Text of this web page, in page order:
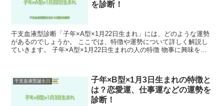
を診断！
干支血液型診断「子年×A型×1月22日生まれ」には、どのような運勢
があるのでしょうか。 ここでは、特徴や運勢について詳しく解説し
ていきます。 子年×A型×1月22日生まれの人の特徴 物事に興味を持
干支血液型誕生日
子年×B型×1月3日生まれの特徴と
は？恋愛運、仕事運などの運勢を
診断！